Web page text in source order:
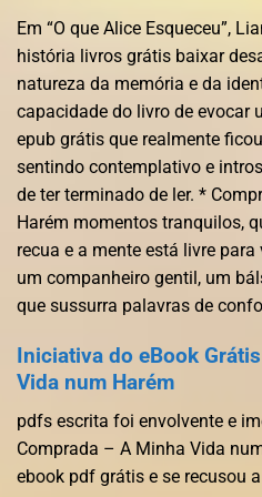
Em “O que Alice Esqueceu”,
história livros grátis baixar
natureza da memória e da
capacidade do livro de evocar
epub grátis que realmente
sentindo contemplativo e
de ter terminado de ler. *
Harém momentos tranquilos,
recua e a mente está livre
um companheiro gentil, um
que sussurra palavras de
Iniciativa do eBook
Vida num Harém
pdfs escrita foi envolvente e
Comprada – A Minha Vida
ebook pdf grátis e se recusou